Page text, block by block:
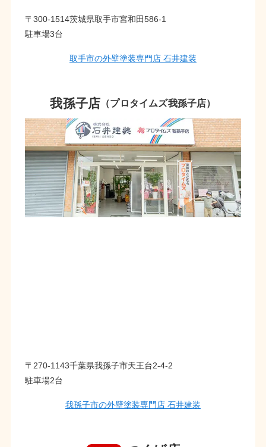
〒300-1514茨城県取手市宮和田586-1
駐車場3台
取手市の外壁塗装専門店 石井建装
我孫子店 （プロタイムズ我孫子店）
〒270-1143千葉県我孫子市天王台2-4-2
駐車場2台
我孫子市の外壁塗装専門店 石井建装